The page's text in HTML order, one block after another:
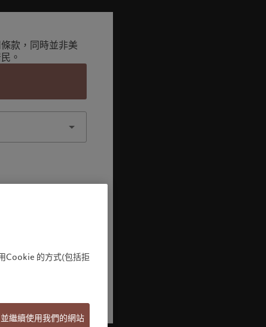
款，同時並非美
。
Cookie 的方式(包括拒
繼續使用我們的網站